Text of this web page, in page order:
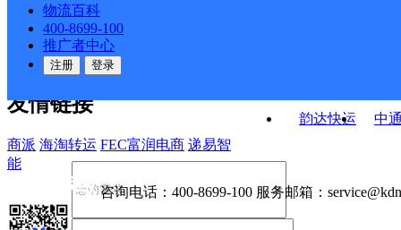
物流百科
400-8699-100
推广者中心
注册 登录
韵达快运
中
公司介绍 企业动态
合作伙伴 快递鸟接口服务协议
户隐私政策
友情链接
商派 海淘转运 FEC富润电商 递易智
能
咨询电话： 400-8699-100 服务邮箱：